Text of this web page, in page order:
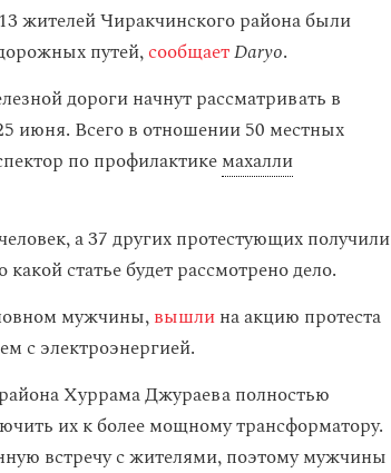
жителей Чиракчинского района были
путей,сообщаетDaryo.
дороги начнут рассматривать в
июня. Всего в отношении 50 местных
по профилактикемахалли
а 37 других протестующих получили
статье будет рассмотрено дело.
мужчины,вышлина акцию протеста
с электроэнергией.
Хуррама Джураева полностью
их к более мощному трансформатору.
встречу с жителями, поэтому мужчины